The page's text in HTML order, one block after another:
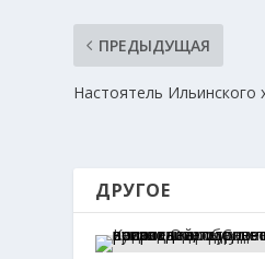
ПРЕДЫДУЩАЯ
Настоятель
ДРУГОЕ